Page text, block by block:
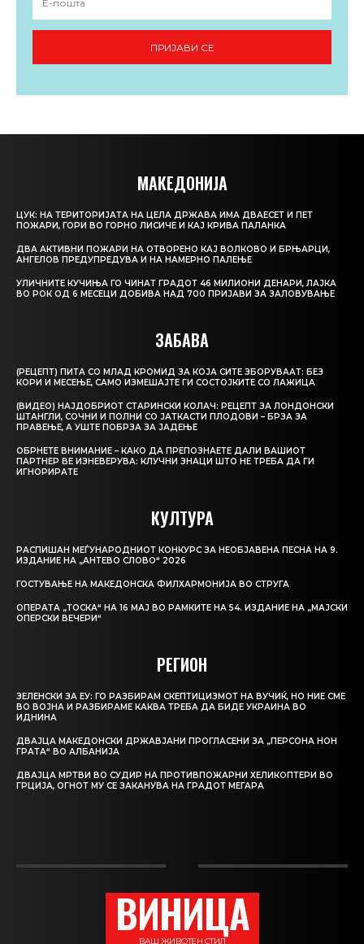
ПРИЈАВИ СЕ
МАКЕДОНИЈА
ЦУК: НА ТЕРИТОРИЈАТА НА ЦЕЛА ДРЖАВА ИМА ДВАЕСЕТ И ПЕТ
ПОЖАРИ, ГОРИ ВО ГОРНО ЛИСИЧЕ И КАЈ КРИВА ПАЛАНКА
ДВА АКТИВНИ ПОЖАРИ НА ОТВОРЕНО КАЈ ВОЛКОВО И БРЊАРЦИ,
АНГЕЛОВ ПРЕДУПРЕДУВА И НА НАМЕРНО ПАЛЕЊЕ
УЛИЧНИТЕ КУЧИЊА ГО ЧИНАТ ГРАДОТ 46 МИЛИОНИ ДЕНАРИ, ЛАЈКА
ВО РОК ОД 6 МЕСЕЦИ ДОБИВА НАД 700 ПРИЈАВИ ЗА ЗАЛОВУВАЊЕ
ЗАБАВА
(РЕЦЕПТ) ПИТА СО МЛАД КРОМИД ЗА КОЈА СИТЕ ЗБОРУВААТ: БЕЗ
КОРИ И МЕСЕЊЕ, САМО ИЗМЕШАЈТЕ ГИ СОСТОЈКИТЕ СО ЛАЖИЦА
(ВИДЕО) НАЈДОБРИОТ СТАРИНСКИ КОЛАЧ: РЕЦЕПТ ЗА ЛОНДОНСКИ
ШТАНГЛИ, СОЧНИ И ПОЛНИ СО ЈАТКАСТИ ПЛОДОВИ – БРЗА ЗА
ПРАВЕЊЕ, А УШТЕ ПОБРЗА ЗА ЈАДЕЊЕ
ОБРНЕТЕ ВНИМАНИЕ – КАКО ДА ПРЕПОЗНАЕТЕ ДАЛИ ВАШИОТ
ПАРТНЕР ВЕ ИЗНЕВЕРУВА: КЛУЧНИ ЗНАЦИ ШТО НЕ ТРЕБА ДА ГИ
ИГНОРИРАТЕ
КУЛТУРА
РАСПИШАН МЕЃУНАРОДНИОТ КОНКУРС ЗА НЕОБЈАВЕНА ПЕСНА НА 9.
ИЗДАНИЕ НА „АНТЕВО СЛОВО“ 2026
ГОСТУВАЊЕ НА МАКЕДОНСКА ФИЛХАРМОНИЈА ВО СТРУГА
ОПЕРАТА „ТОСКА“ НА 16 МАЈ ВО РАМКИТЕ НА 54. ИЗДАНИЕ НА „МАЈСКИ
ОПЕРСКИ ВЕЧЕРИ“
РЕГИОН
ЗЕЛЕНСКИ ЗА ЕУ: ГО РАЗБИРАМ СКЕПТИЦИЗМОТ НА ВУЧИЌ, НО НИЕ СМЕ
ВО ВОЈНА И РАЗБИРАМЕ КАКВА ТРЕБА ДА БИДЕ УКРАИНА ВО
ИДНИНА
ДВАЈЦА МАКЕДОНСКИ ДРЖАВЈАНИ ПРОГЛАСЕНИ ЗА „ПЕРСОНА НОН
ГРАТА“ ВО АЛБАНИЈА
ДВАЈЦА МРТВИ ВО СУДИР НА ПРОТИВПОЖАРНИ ХЕЛИКОПТЕРИ ВО
ГРЦИЈА, ОГНОТ МУ СЕ ЗАКАНУВА НА ГРАДОТ МЕГАРА
ВИНИЦА
ВАШ ЖИВОТЕН СТИЛ